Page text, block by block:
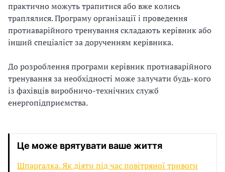
практично можуть трапитися або вже колись
траплялися. Програму організації і проведення
протиаварійного тренування складають керівник або
інший спеціаліст за дорученням керівника.
До розроблення програми керівник протиаварійного
тренування за необхідності може залучати будь-кого
із фахівців виробничо-технічних служб
енергопідприємства.
Це може врятувати ваше життя
Шпаргалка. Як діяти під час повітряної тривоги
а
н
а